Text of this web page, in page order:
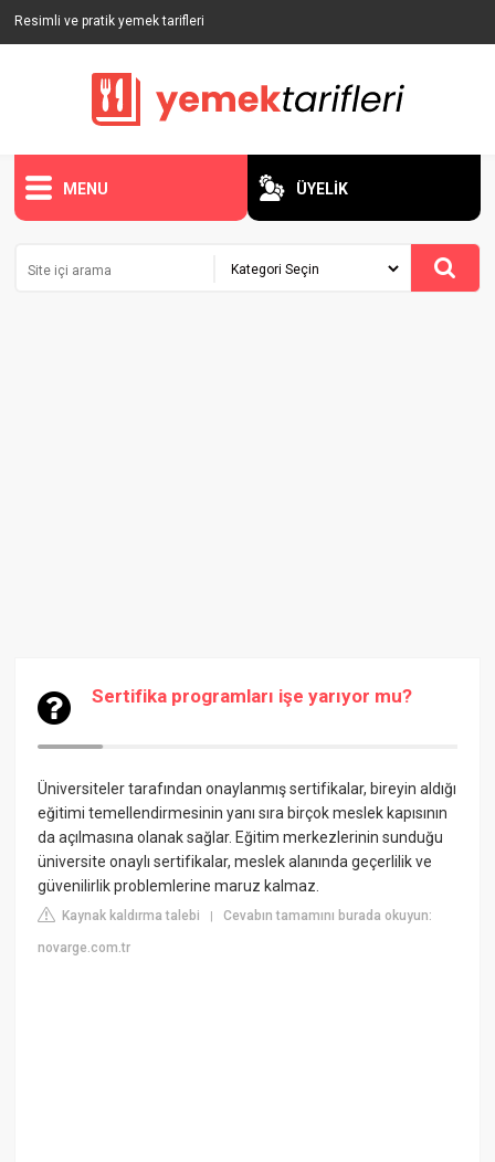
Resimli ve pratik yemek tarifleri
MENU ÜYELİK
Sertifika programları işe yarıyor mu?
Üniversiteler tarafından onaylanmış sertifikalar, bireyin aldığı
eğitimi temellendirmesinin yanı sıra birçok meslek kapısının
da açılmasına olanak sağlar. Eğitim merkezlerinin sunduğu
üniversite onaylı sertifikalar, meslek alanında geçerlilik ve
güvenilirlik problemlerine maruz kalmaz.
Kaynak kaldırma talebi |Cevabın tamamını burada okuyun:
novarge.com.tr